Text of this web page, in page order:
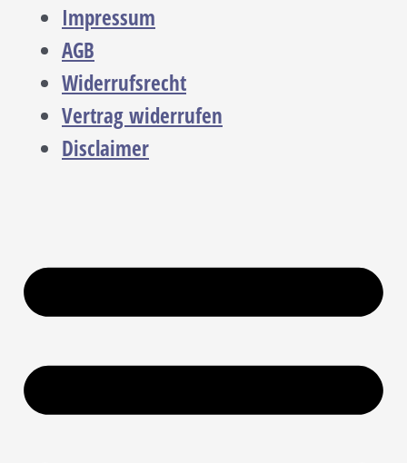
Impressum
AGB
Widerrufsrecht
Vertrag widerrufen
Disclaimer